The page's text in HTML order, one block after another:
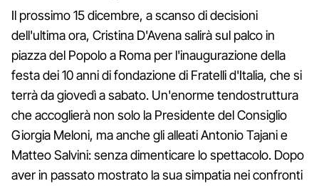
Il prossimo 15 dicembre, a scanso di decisioni
dell'ultima ora, Cristina D'Avena salirà sul palco in
piazza del Popolo a Roma per l'inaugurazione della
festa dei 10 anni di fondazione di Fratelli d'Italia, che si
terrà da giovedì a sabato. Un'enorme tendostruttura
che accoglierà non solo la Presidente del Consiglio
Giorgia Meloni, ma anche gli alleati Antonio Tajani e
Matteo Salvini: senza dimenticare lo spettacolo. Dopo
aver in passato mostrato la sua simpatia nei confronti